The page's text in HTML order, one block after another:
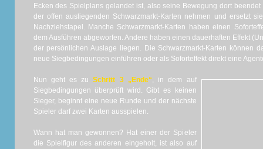
Ecken des Spielplans gelandet ist, also seine Bewegung dort
der offen ausliegenden Schwarzmarkt-Karten nehmen und ersetzt
Nachziehstapel. Manche Schwarzmarkt-Karten haben einen
dem Ausführen abgeworfen. Andere haben einen dauerhaften Effekt
der persönlichen Auslage liegen. Die Schwarzmarkt-Karten können
neue Siegbedingungen einführen oder als Soforteffekt direkt eine
Nun geht es zuSchritt 3 „Ende“, in dem auf
Siegbedingungen überprüft wird. Gibt es keinen
Sieger, beginnt eine neue Runde und der nächste
Spieler darf zwei Karten ausspielen.
Wann hat man gewonnen? Hat einer der Spieler
die Spielfigur des anderen eingeholt, ist also auf